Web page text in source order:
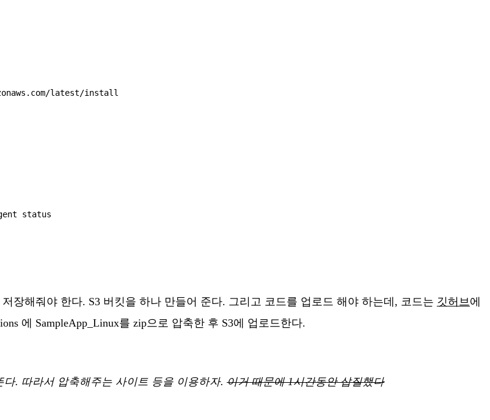
latest/install
장해줘야 한다. S3 버킷을 하나 만들어 준다. 그리고 코드를 업로드 해야 하는데, 코드는 깃허브 에
에 SampleApp_Linux를 zip으로 압축한 후 S3에 업로드한다.
. 따라서 압축해주는 사이트 등을 이용하자. 이거 때문에 1시간동안 삽질했다